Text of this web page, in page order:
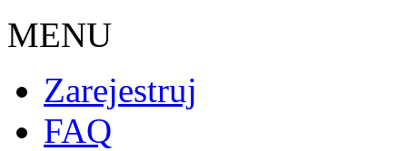
MENU
Zarejestruj
FAQ